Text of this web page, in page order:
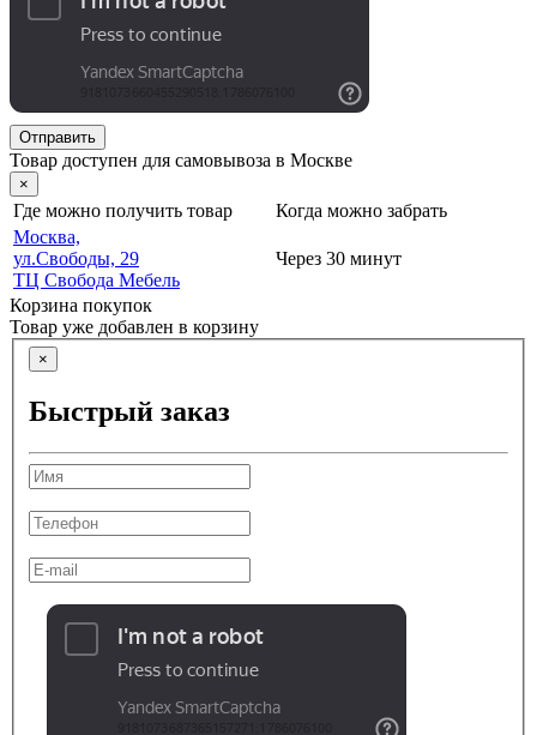
Отправить
Товар доступен для самовывоза в Москве
×
Где можно получить товар
Когда можно забрать
Москва,
ул.Свободы, 29
ТЦ Свобода Мебель
Через 30 минут
Корзина покупок
Товар уже добавлен в корзину
×
Быстрый заказ